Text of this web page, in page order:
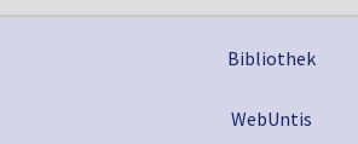
Bibliothek
WebUntis